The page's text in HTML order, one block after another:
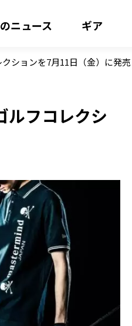
ニュース ギア
ションを7月11日（金）に発売
フコレクシ